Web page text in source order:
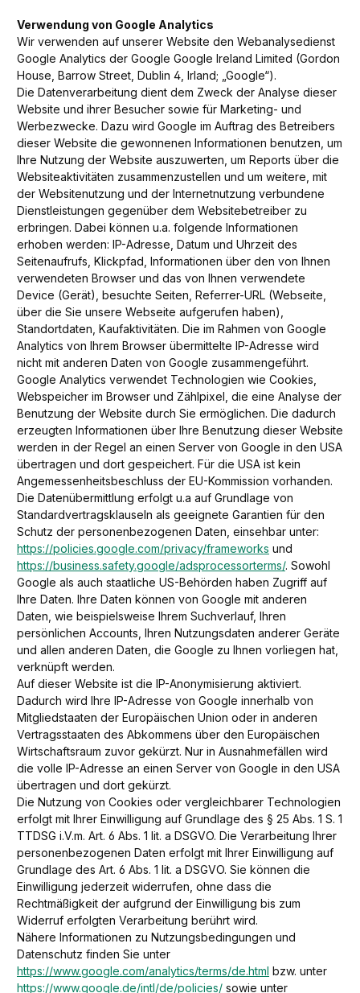
Verwendung von Google Analytics
Wir verwenden auf unserer Website den Webanalysedienst
Google Analytics der Google Google Ireland Limited (Gordon
House, Barrow Street, Dublin 4, Irland; „Google“).
Die Datenverarbeitung dient dem Zweck der Analyse dieser
Website und ihrer Besucher sowie für Marketing- und
Werbezwecke. Dazu wird Google im Auftrag des Betreibers
dieser Website die gewonnenen Informationen benutzen, um
Ihre Nutzung der Website auszuwerten, um Reports über die
Websiteaktivitäten zusammenzustellen und um weitere, mit
der Websitenutzung und der Internetnutzung verbundene
Dienstleistungen gegenüber dem Websitebetreiber zu
erbringen. Dabei können u.a. folgende Informationen
erhoben werden: IP-Adresse, Datum und Uhrzeit des
Seitenaufrufs, Klickpfad, Informationen über den von Ihnen
verwendeten Browser und das von Ihnen verwendete
Device (Gerät), besuchte Seiten, Referrer-URL (Webseite,
über die Sie unsere Webseite aufgerufen haben),
Standortdaten, Kaufaktivitäten. Die im Rahmen von Google
Analytics von Ihrem Browser übermittelte IP-Adresse wird
nicht mit anderen Daten von Google zusammengeführt.
Google Analytics verwendet Technologien wie Cookies,
Webspeicher im Browser und Zählpixel, die eine Analyse der
Benutzung der Website durch Sie ermöglichen. Die dadurch
erzeugten Informationen über Ihre Benutzung dieser Website
werden in der Regel an einen Server von Google in den USA
übertragen und dort gespeichert. Für die USA ist kein
Angemessenheitsbeschluss der EU-Kommission vorhanden.
Die Datenübermittlung erfolgt u.a auf Grundlage von
Standardvertragsklauseln als geeignete Garantien für den
Schutz der personenbezogenen Daten, einsehbar unter:
https://policies.google.com/privacy/frameworks und
https://business.safety.google/adsprocessorterms/. Sowohl
Google als auch staatliche US-Behörden haben Zugriff auf
Ihre Daten. Ihre Daten können von Google mit anderen
Daten, wie beispielsweise Ihrem Suchverlauf, Ihren
persönlichen Accounts, Ihren Nutzungsdaten anderer Geräte
und allen anderen Daten, die Google zu Ihnen vorliegen hat,
verknüpft werden.
Auf dieser Website ist die IP-Anonymisierung aktiviert.
Dadurch wird Ihre IP-Adresse von Google innerhalb von
Mitgliedstaaten der Europäischen Union oder in anderen
Vertragsstaaten des Abkommens über den Europäischen
Wirtschaftsraum zuvor gekürzt. Nur in Ausnahmefällen wird
die volle IP-Adresse an einen Server von Google in den USA
übertragen und dort gekürzt.
Die Nutzung von Cookies oder vergleichbarer Technologien
erfolgt mit Ihrer Einwilligung auf Grundlage des § 25 Abs. 1 S. 1
TTDSG i.V.m. Art. 6 Abs. 1 lit. a DSGVO. Die Verarbeitung Ihrer
personenbezogenen Daten erfolgt mit Ihrer Einwilligung auf
Grundlage des Art. 6 Abs. 1 lit. a DSGVO. Sie können die
Einwilligung jederzeit widerrufen, ohne dass die
Rechtmäßigkeit der aufgrund der Einwilligung bis zum
Widerruf erfolgten Verarbeitung berührt wird.
Nähere Informationen zu Nutzungsbedingungen und
Datenschutz finden Sie unter
https://www.google.com/analytics/terms/de.html bzw. unter
https://www.google.de/intl/de/policies/ sowie unter